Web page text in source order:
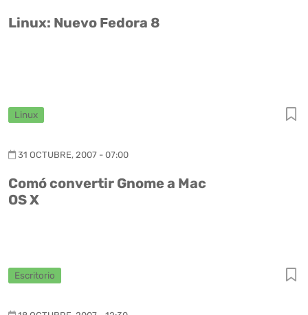
Linux: Nuevo Fedora 8
Linux
31 OCTUBRE, 2007 - 07:00
Comó convertir Gnome a Mac
OS X
Escritorio